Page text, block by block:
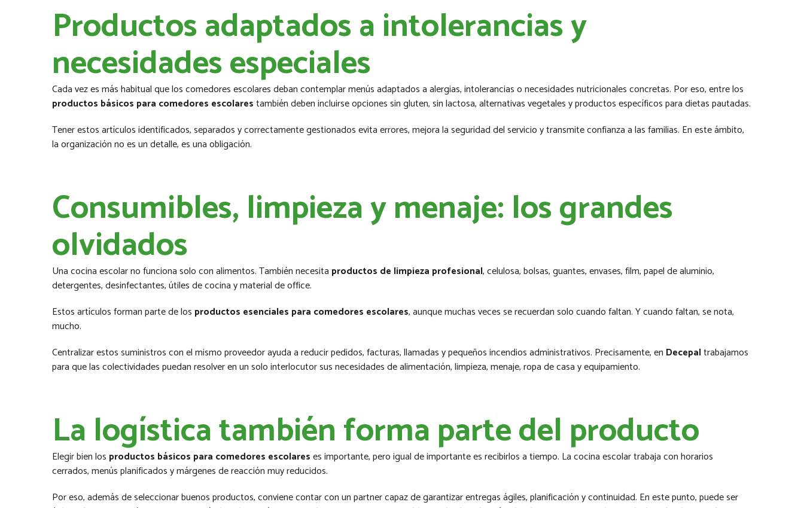
Productos adaptados a intolerancias y
necesidades especiales
Cada vez es más habitual que los comedores escolares deban contemplar menús adaptados a alergias, intolerancias o necesidades nutricionales concretas. Por eso, entre los
productos básicos para comedores escolarestambién deben incluirse opciones sin gluten, sin lactosa, alternativas vegetales y productos específicos para dietas pautadas.
Tener estos artículos identificados, separados y correctamente gestionados evita errores, mejora la seguridad del servicio y transmite confianza a las familias. En este ámbito,
la organización no es un detalle, es una obligación.
Consumibles, limpieza y menaje: los grandes
olvidados
Una cocina escolar no funciona solo con alimentos. También necesita productos de limpieza profesional, celulosa, bolsas, guantes, envases, film, papel de aluminio,
detergentes, desinfectantes, útiles de cocina y material de office.
Estos artículos forman parte de los productos esenciales para comedores escolares, aunque muchas veces se recuerdan solo cuando faltan. Y cuando faltan, se nota,
mucho.
Centralizar estos suministros con el mismo proveedor ayuda a reducir pedidos, facturas, llamadas y pequeños incendios administrativos. Precisamente, en Decepaltrabajamos
para que las colectividades puedan resolver en un solo interlocutor sus necesidades de alimentación, limpieza, menaje, ropa de casa y equipamiento.
La logística también forma parte del producto
Elegir bien los productos básicos para comedores escolareses importante, pero igual de importante es recibirlos a tiempo. La cocina escolar trabaja con horarios
cerrados, menús planificados y márgenes de reacción muy reducidos.
Por eso, además de seleccionar buenos productos, conviene contar con un partner capaz de garantizar entregas ágiles, planificación y continuidad. En este punto, puede ser